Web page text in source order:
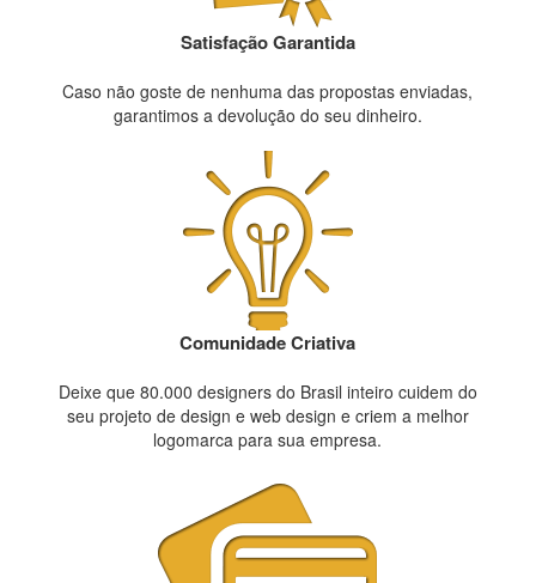
Satisfação Garantida
Caso não goste de nenhuma das propostas enviadas,
garantimos a devolução do seu dinheiro.
Comunidade Criativa
Deixe que 80.000 designers do Brasil inteiro cuidem do
seu projeto de design e web design e criem a melhor
logomarca para sua empresa.